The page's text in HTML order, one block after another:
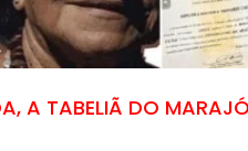
A TABELIÃ DO